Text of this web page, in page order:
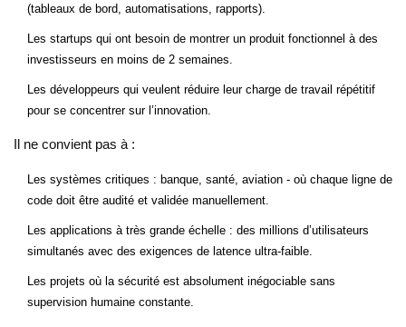
(tableaux de bord, automatisations, rapports).
Les startups qui ont besoin de montrer un produit fonctionnel à des
investisseurs en moins de 2 semaines.
Les développeurs qui veulent réduire leur charge de travail répétitif
pour se concentrer sur l’innovation.
Il ne convient pas à :
Les systèmes critiques : banque, santé, aviation - où chaque ligne de
code doit être audité et validée manuellement.
Les applications à très grande échelle : des millions d’utilisateurs
simultanés avec des exigences de latence ultra-faible.
Les projets où la sécurité est absolument inégociable sans
supervision humaine constante.